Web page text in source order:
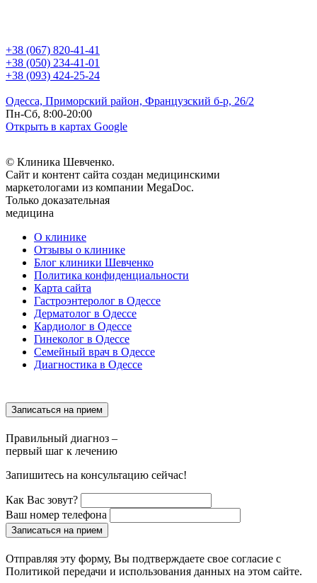
+38 (067) 820-41-41
+38 (050) 234-41-01
+38 (093) 424-25-24
Одесса, Приморский район, Французский б-р, 26/2
Пн-Сб, 8:00-20:00
Открыть в картах Google
© Клиника Шевченко.
Сайт и контент сайта создан медицинскими
маркетологами из компании MegaDoc.
Только доказательная
медицина
О клинике
Отзывы о клинике
Блог клиники Шевченко
Политика конфиденциальности
Карта сайта
Гастроэнтеролог в Одессе
Дерматолог в Одессе
Кардиолог в Одессе
Гинеколог в Одессе
Семейный врач в Одессе
Диагностика в Одессе
Записаться на прием
Правильный диагноз –
первый шаг к лечению
Запишитесь на консультацию сейчас!
Как Вас зовут?
Ваш номер телефона
Записаться на прием
Отправляя эту форму, Вы подтверждаете свое согласие с
Политикой передачи и использования данных на этом сайте.